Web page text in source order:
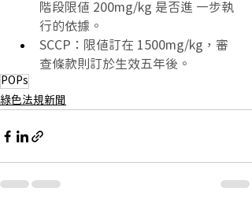
階段限值 200mg/kg 是否進 一步執
行的依據。
SCCP：限值訂在 1500mg/kg，審
查條款則訂於生效五年後。
POPs
綠色法規新聞